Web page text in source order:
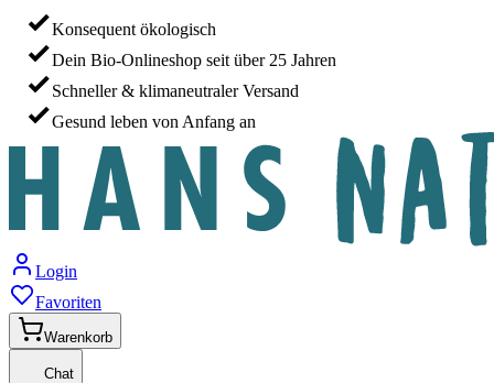
Konsequent ökologisch
Dein Bio-Onlineshop seit über 25 Jahren
Schneller & klimaneutraler Versand
Gesund leben von Anfang an
Login
Favoriten
Warenkorb
Chat